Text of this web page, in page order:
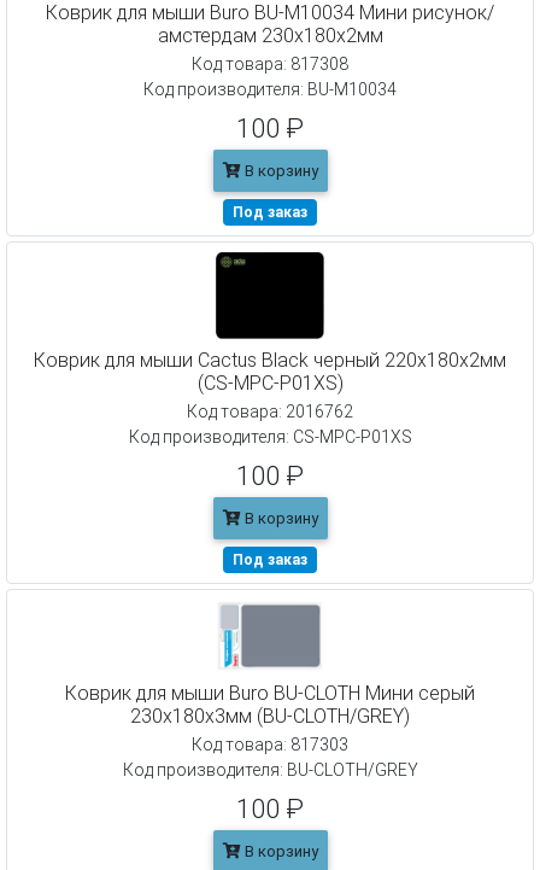
Коврик для мыши Buro BU-M10034 Мини рисунок/
амстердам 230x180x2мм
Код товара: 817308
Код производителя: BU-M10034
100 ₽
В корзину
Под заказ
Коврик для мыши Cactus Black черный 220x180x2мм
(CS-MPC-P01XS)
Код товара: 2016762
Код производителя: CS-MPC-P01XS
100 ₽
В корзину
Под заказ
Коврик для мыши Buro BU-CLOTH Мини серый
230x180x3мм (BU-CLOTH/GREY)
Код товара: 817303
Код производителя: BU-CLOTH/GREY
100 ₽
В корзину